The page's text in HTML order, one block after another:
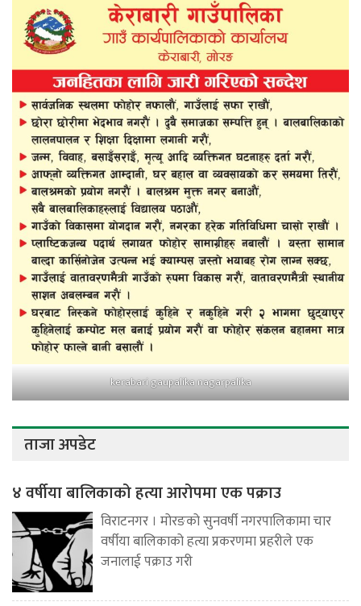
kerabari gaupalika nagarpalika
ताजा अपडेट
४ वर्षीया बालिकाको हत्या आरोपमा एक पक्राउ
विराटनगर । मोरङको सुनवर्षी नगरपालिकामा चार
वर्षीया बालिकाको हत्या प्रकरणमा प्रहरीले एक
जनालाई पक्राउ गरी